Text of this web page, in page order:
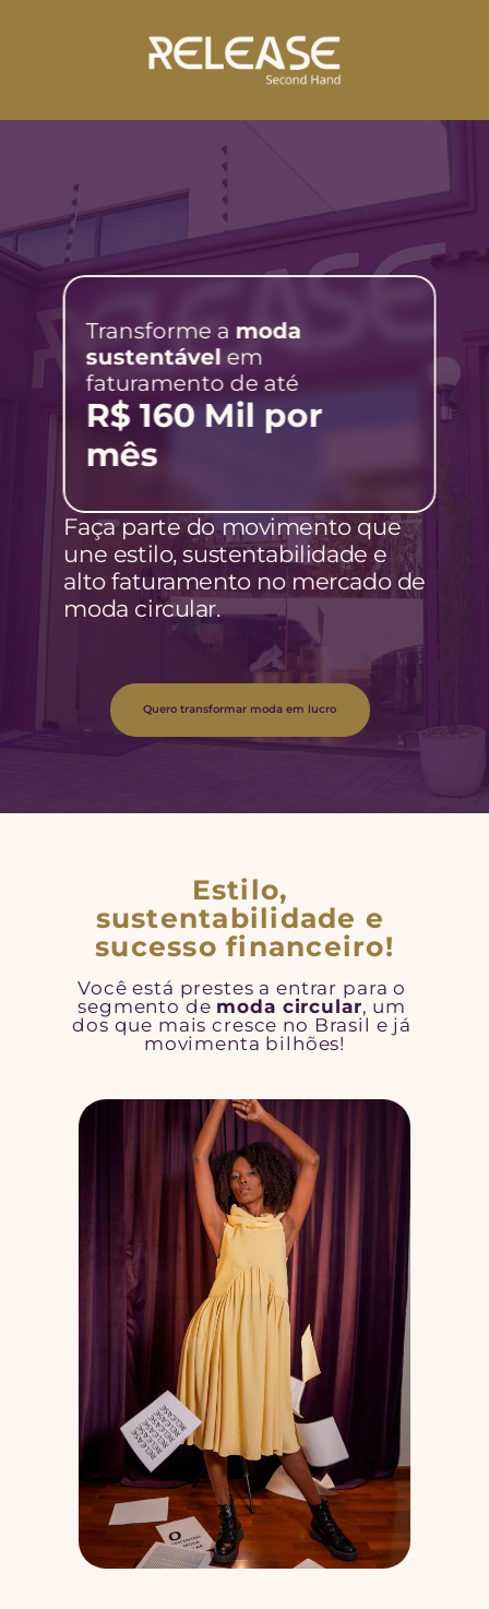
Estilo,
sustentabilidade e
sucesso financeiro!
Você está prestes a entrar para o
segmento de moda circular, um
dos que mais cresce no Brasil e já
movimenta bilhões!
Quero transformar moda em lucro
Transforme a moda
sustentável em
faturamento de até
R$ 160 Mil por
mês
Faça parte do movimento que
une estilo, sustentabilidade e
alto faturamento no mercado de
moda circular.